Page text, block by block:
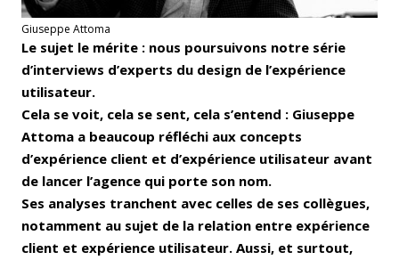
Giuseppe Attoma
Le sujet le mérite : nous poursuivons notre série
d’interviews d’experts du design de l’expérience
utilisateur.
Cela se voit, cela se sent, cela s’entend : Giuseppe
Attoma a beaucoup réfléchi aux concepts
d’expérience client et d’expérience utilisateur avant
de lancer l’agence qui porte son nom.
Ses analyses tranchent avec celles de ses collègues,
notamment au sujet de la relation entre expérience
client et expérience utilisateur. Aussi, et surtout,